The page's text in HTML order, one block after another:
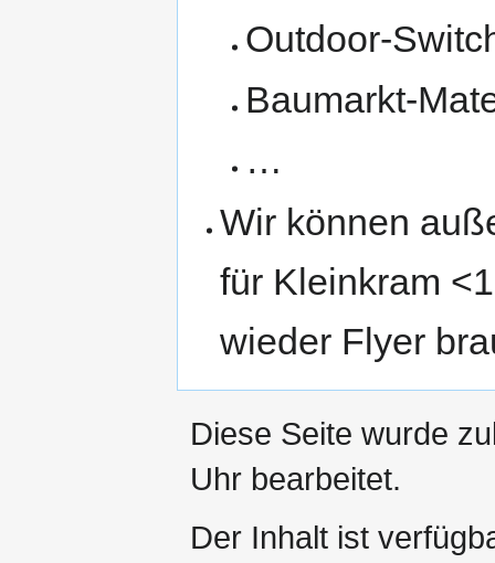
Outdoor-
Baumarkt-
…
Wir können
für Kleinkram
wieder Flyer
Diese Seite wurde
Uhr bearbeitet.
Der Inhalt ist